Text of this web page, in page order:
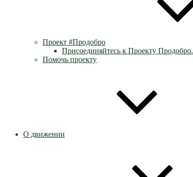
Проект #Продобро
Присоединяйтесь к Проекту Продобро.
Помочь проекту
О движении